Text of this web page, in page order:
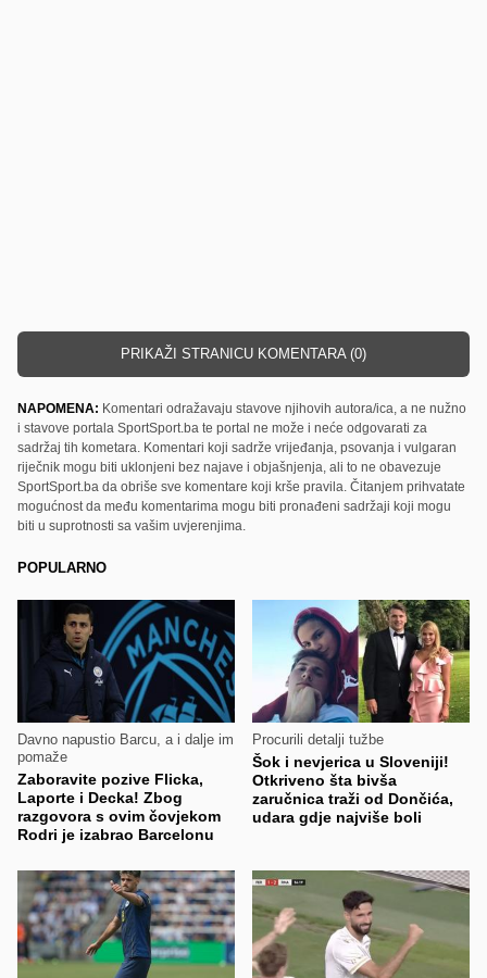
PRIKAŽI STRANICU KOMENTARA (0)
NAPOMENA: Komentari odražavaju stavove njihovih autora/ica, a ne nužno
i stavove portala SportSport.ba te portal ne može i neće odgovarati za
sadržaj tih kometara. Komentari koji sadrže vrijeđanja, psovanja i vulgaran
riječnik mogu biti uklonjeni bez najave i objašnjenja, ali to ne obavezuje
SportSport.ba da obriše sve komentare koji krše pravila. Čitanjem prihvatate
mogućnost da među komentarima mogu biti pronađeni sadržaji koji mogu
biti u suprotnosti sa vašim uvjerenjima.
POPULARNO
Davno napustio Barcu, a i dalje im
pomaže
Zaboravite pozive Flicka,
Laporte i Decka! Zbog
razgovora s ovim čovjekom
Rodri je izabrao Barcelonu
Procurili detalji tužbe
Šok i nevjerica u Sloveniji!
Otkriveno šta bivša
zaručnica traži od Dončića,
udara gdje najviše boli